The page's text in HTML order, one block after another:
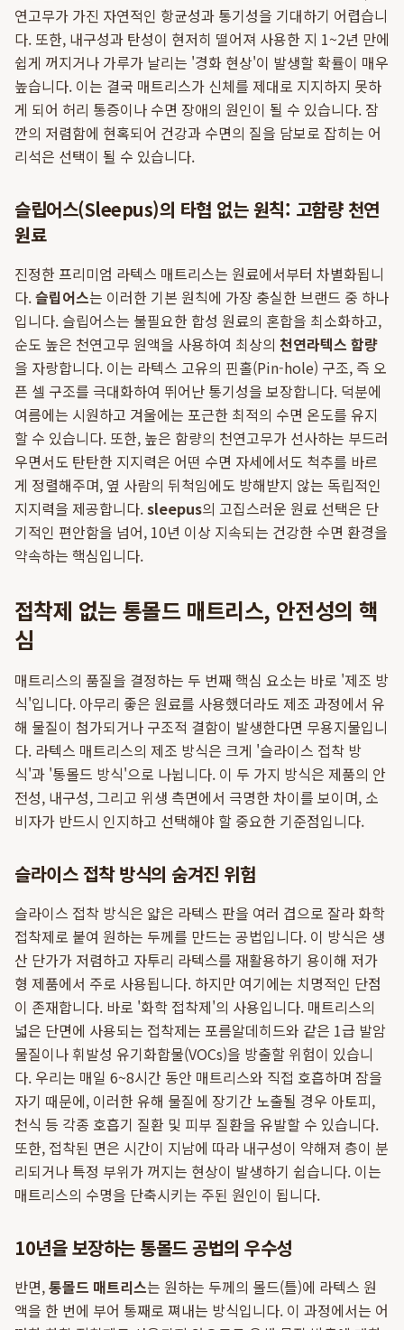
연고무가 가진 자연적인 항균성과 통기성을 기대하기 어렵습니
다. 또한, 내구성과 탄성이 현저히 떨어져 사용한 지 1~2년 만에
쉽게 꺼지거나 가루가 날리는 '경화 현상'이 발생할 확률이 매우
높습니다. 이는 결국 매트리스가 신체를 제대로 지지하지 못하
게 되어 허리 통증이나 수면 장애의 원인이 될 수 있습니다. 잠
깐의 저렴함에 현혹되어 건강과 수면의 질을 담보로 잡히는 어
리석은 선택이 될 수 있습니다.
슬립어스(Sleepus)의 타협 없는 원칙: 고함량 천연
원료
진정한 프리미엄 라텍스 매트리스는 원료에서부터 차별화됩니
다.슬립어스는 이러한 기본 원칙에 가장 충실한 브랜드 중 하나
입니다. 슬립어스는 불필요한 합성 원료의 혼합을 최소화하고,
순도 높은 천연고무 원액을 사용하여 최상의 천연라텍스 함량
을 자랑합니다. 이는 라텍스 고유의 핀홀(Pin-hole) 구조, 즉 오
픈 셀 구조를 극대화하여 뛰어난 통기성을 보장합니다. 덕분에
여름에는 시원하고 겨울에는 포근한 최적의 수면 온도를 유지
할 수 있습니다. 또한, 높은 함량의 천연고무가 선사하는 부드러
우면서도 탄탄한 지지력은 어떤 수면 자세에서도 척추를 바르
게 정렬해주며, 옆 사람의 뒤척임에도 방해받지 않는 독립적인
지지력을 제공합니다.sleepus의 고집스러운 원료 선택은 단
기적인 편안함을 넘어, 10년 이상 지속되는 건강한 수면 환경을
약속하는 핵심입니다.
접착제 없는 통몰드 매트리스, 안전성의 핵
심
매트리스의 품질을 결정하는 두 번째 핵심 요소는 바로 '제조 방
식'입니다. 아무리 좋은 원료를 사용했더라도 제조 과정에서 유
해 물질이 첨가되거나 구조적 결함이 발생한다면 무용지물입니
다. 라텍스 매트리스의 제조 방식은 크게 '슬라이스 접착 방
식'과 '통몰드 방식'으로 나뉩니다. 이 두 가지 방식은 제품의 안
전성, 내구성, 그리고 위생 측면에서 극명한 차이를 보이며, 소
비자가 반드시 인지하고 선택해야 할 중요한 기준점입니다.
슬라이스 접착 방식의 숨겨진 위험
슬라이스 접착 방식은 얇은 라텍스 판을 여러 겹으로 잘라 화학
접착제로 붙여 원하는 두께를 만드는 공법입니다. 이 방식은 생
산 단가가 저렴하고 자투리 라텍스를 재활용하기 용이해 저가
형 제품에서 주로 사용됩니다. 하지만 여기에는 치명적인 단점
이 존재합니다. 바로 '화학 접착제'의 사용입니다. 매트리스의
넓은 단면에 사용되는 접착제는 포름알데히드와 같은 1급 발암
물질이나 휘발성 유기화합물(VOCs)을 방출할 위험이 있습니
다. 우리는 매일 6~8시간 동안 매트리스와 직접 호흡하며 잠을
자기 때문에, 이러한 유해 물질에 장기간 노출될 경우 아토피,
천식 등 각종 호흡기 질환 및 피부 질환을 유발할 수 있습니다.
또한, 접착된 면은 시간이 지남에 따라 내구성이 약해져 층이 분
리되거나 특정 부위가 꺼지는 현상이 발생하기 쉽습니다. 이는
매트리스의 수명을 단축시키는 주된 원인이 됩니다.
10년을 보장하는 통몰드 공법의 우수성
반면,통몰드 매트리스는 원하는 두께의 몰드(틀)에 라텍스 원
액을 한 번에 부어 통째로 쪄내는 방식입니다. 이 과정에서는 어